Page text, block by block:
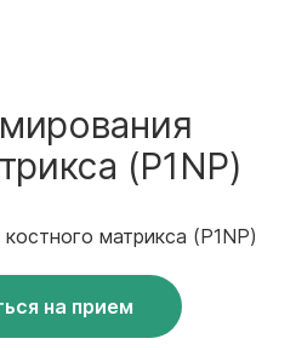
(P1NP)
матрикса (P1NP)
на прием